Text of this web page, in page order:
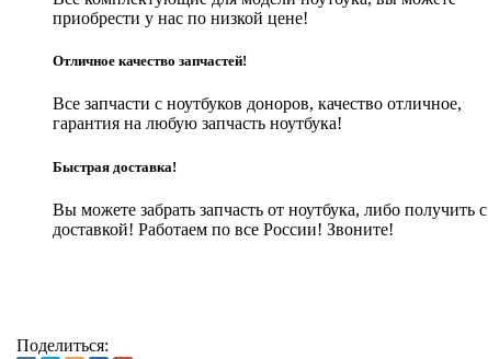
приобрести у нас по низкой цене!
Отличное качество запчастей!
Все запчасти с ноутбуков доноров, качество отличное,
гарантия на любую запчасть ноутбука!
Быстрая доставка!
Вы можете забрать запчасть от ноутбука, либо получить с
доставкой! Работаем по все России! Звоните!
Поделиться: